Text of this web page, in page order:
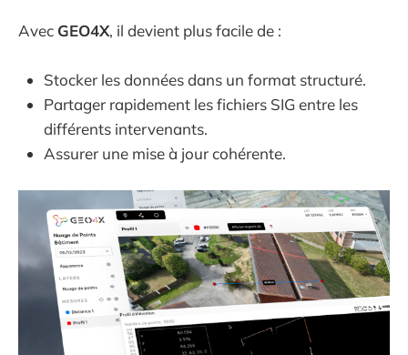
Avec GEO4X, il devient plus facile de :
Stocker les données dans un format structuré.
Partager rapidement les fichiers SIG entre les
différents intervenants.
Assurer une mise à jour cohérente.